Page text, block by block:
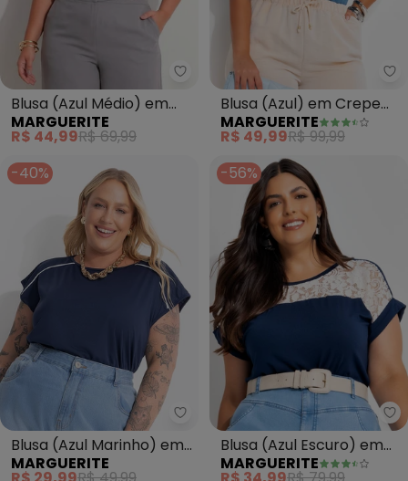
Marguerite - Blusa (Azul
Blusa (Azul Médio) em
Malha de Viscose
MARGUERITE
R$ 44,99R$ 69,99
Blusa (Azul) em Crepe
Plano
MARGUERITE
R$ 49,99R$ 99,99
-40%
Marguerite - Blusa (Azul
Blusa (Azul Marinho) em
Malha de Poliéster
MARGUERITE
-56%
Blusa (Azul Escuro) em
Malha de Viscose
MARGUERITE